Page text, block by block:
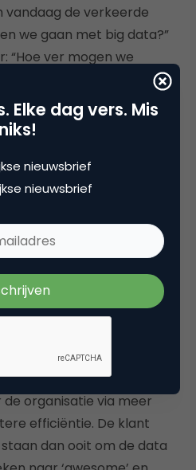
de verkeerde
we gaan met big data?”
“Hoe ver mogen we
deze laatste vraag komt
voorwaarde dat ze op de
Data zijn niets waard
worden ingezet. Vele
kunnen leiden tot
kunnen leiden tot meer
gevallen mag er maar
we werken om de klant zijn
zoeken we naar
organisatie via meer
efficiëntie. De klant
dan ooit om de data
Elke dag vers. Mis
niks!
nieuwsbrief
nieuwsbrief